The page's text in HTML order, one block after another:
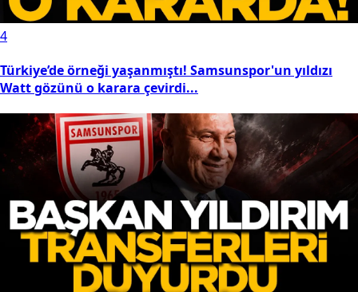
4
Türkiye’de örneği yaşanmıştı! Samsunspor'un yıldızı
Watt gözünü o karara çevirdi...